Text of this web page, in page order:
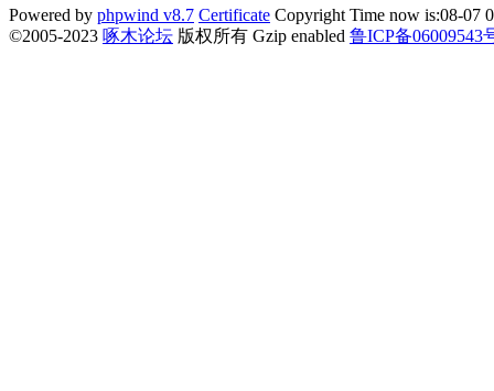
Powered by phpwind v8.7 Certificate Copyright Time now is:08-07
©2005-2023 啄木论坛 版权所有 Gzip enabled 鲁ICP备06009543